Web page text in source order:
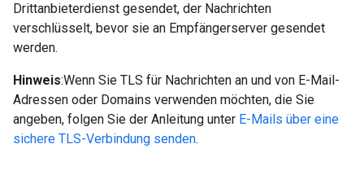
Drittanbieterdienst gesendet, der Nachrichten
verschlüsselt, bevor sie an Empfängerserver gesendet
werden.
Hinweis:Wenn Sie TLS für Nachrichten an und von E-Mail-
Adressen oder Domains verwenden möchten, die Sie
angeben, folgen Sie der Anleitung unter E-Mails über eine
sichere TLS-Verbindung senden.